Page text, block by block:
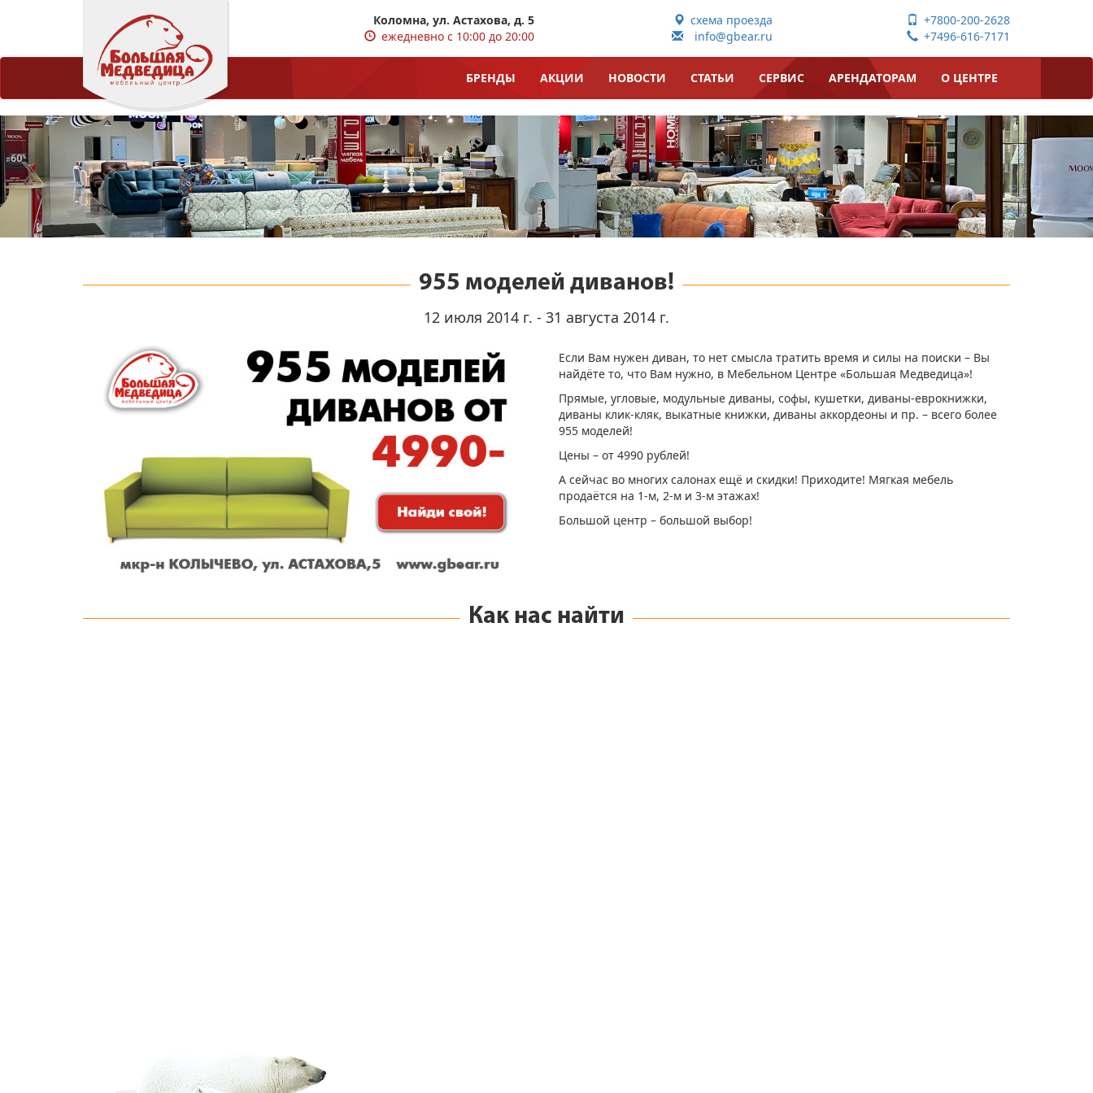
Коломна, ул. Астахова, д. 5
ежедневно с 10:00 до 20:00
схема проезда
info@gbear.ru
+7800-200-2628
+7496-616-7171
БРЕНДЫ АКЦИИ НОВОСТИ СТАТЬИ СЕРВИС АРЕНДАТОРАМ О ЦЕНТРЕ
955 моделей диванов!
12 июля 2014 г. - 31 августа 2014 г.
Если Вам нужен диван, то нет смысла тратить время и силы на поиски – Вы
найдёте то, что Вам нужно, в Мебельном Центре «Большая Медведица»!
Прямые, угловые, модульные диваны, софы, кушетки, диваны-еврокнижки,
диваны клик-кляк, выкатные книжки, диваны аккордеоны и пр. – всего более
955 моделей!
Цены – от 4990 рублей!
А сейчас во многих салонах ещё и скидки! Приходите! Мягкая мебель
продаётся на 1-м, 2-м и 3-м этажах!
Большой центр – большой выбор!
Как нас найти